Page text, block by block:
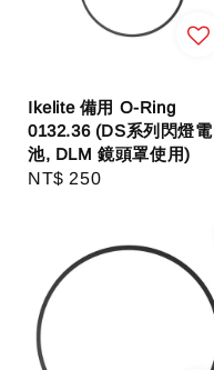
Ikelite 備用 O-Ring
0132.36 (DS系列閃燈電
池, DLM 鏡頭罩使用)
Regular
NT$ 250